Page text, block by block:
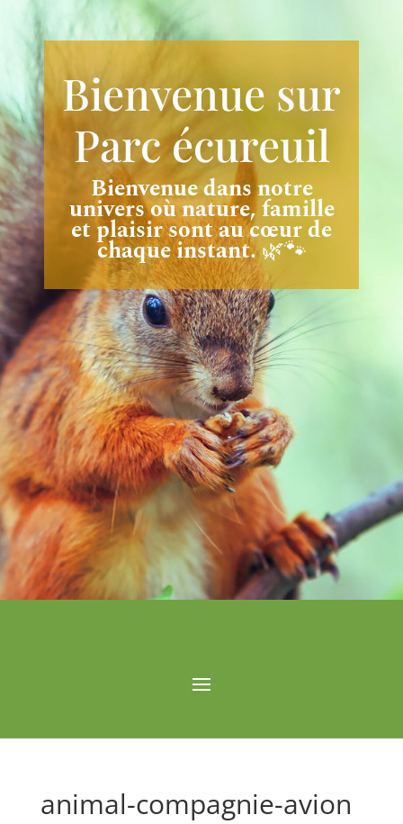
Bienvenue sur
Parc écureuil
Bienvenue dans notre
univers où nature, famille
et plaisir sont au cœur de
chaque instant.🌿🐾
animal-compagnie-avion